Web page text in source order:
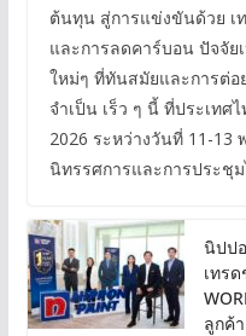
ต้นทุน สู่การแข่งขันด้วย เ
และการลดคาร์บอน ปัจจัย
ใหม่ๆ ที่ทันสมัยและการต่อ
จำเป็น เร็ว ๆ นี้ ที่ประเทศ
2026 ระหว่างวันที่ 11-13
นิทรรศการและการประชุม
นิปป
เทร
ลูกค้า